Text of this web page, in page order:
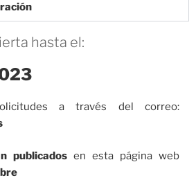
hasta el:
a través del correo:
publicados en esta página web